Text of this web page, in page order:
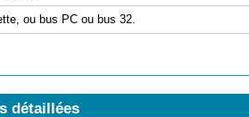
ou bus PC ou bus 32.
détaillées